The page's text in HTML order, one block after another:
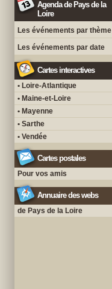
Agenda de Pays de la
Loire
Les événements par thème
Les événements par date
Cartes interactives
• Loire-Atlantique
• Maine-et-Loire
• Mayenne
• Sarthe
• Vendée
Cartes postales
Pour vos amis
Annuaire des webs
de Pays de la Loire